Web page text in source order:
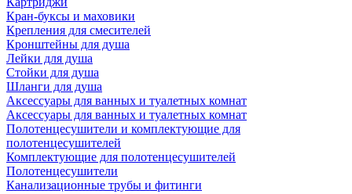
Кран-буксы и маховики
Крепления для смесителей
Кронштейны для душа
Лейки для душа
Стойки для душа
Шланги для душа
Аксессуары для ванных и туалетных комнат
Аксессуары для ванных и туалетных комнат
Полотенцесушители и комплектующие для
полотенцесушителей
Комплектующие для полотенцесушителей
Полотенцесушители
Канализационные трубы и фитинги